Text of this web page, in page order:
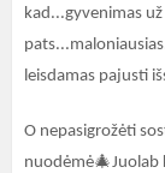
kad...gyvenimas
leisdamas pajusti
O nepasigrožėti
nuodėmė🎄Juolab